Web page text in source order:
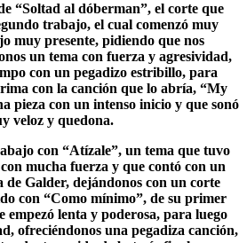
“Soltad al dóberman”, el corte que
trabajo, el cual comenzó muy
muy presente, pidiendo que nos
un tema con fuerza y agresividad,
con un pegadizo estribillo, para
con la canción que lo abría, “My
pieza con un intenso inicio y que sonó
veloz y quedona.
con “Atízale”, un tema que tuvo
mucha fuerza y que contó con un
de Galder, dejándonos con un corte
con “Como mínimo”, de su primer
empezó lenta y poderosa, para luego
ofreciéndonos una pegadiza canción,